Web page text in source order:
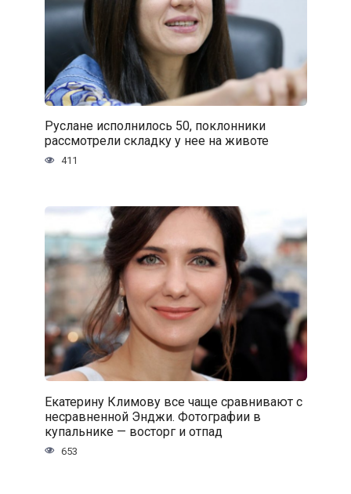
Руслане исполнилось 50, поклонники
рассмотрели складку у нее на животе
411
Екатерину Климову все чаще сравнивают с
несравненной Энджи. Фотографии в
купальнике — восторг и отпад
653